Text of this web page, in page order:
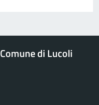
Comune di Lucoli